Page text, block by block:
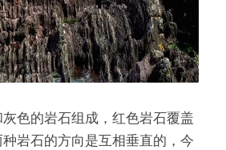
灰色的岩石组成，红色岩石覆盖
岩石的方向是互相垂直的，今